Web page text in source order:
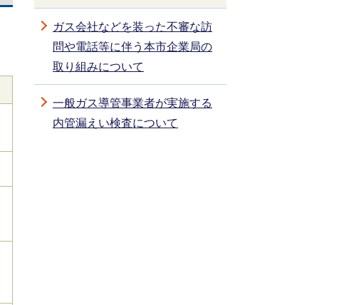
ガス会社などを装った不審な訪
問や電話等に伴う本市企業局の
取り組みについて
一般ガス導管事業者が実施する
内管漏えい検査について